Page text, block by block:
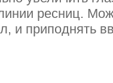
ресниц.
и приподнять